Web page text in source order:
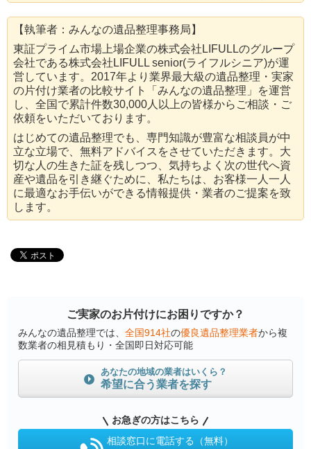
【執筆者：みんなの遺品整理事務局】
東証プライム市場上場企業の株式会社LIFULLのグループ
会社である株式会社LIFULL senior(ライフルシニア)が運
営しています。2017年より業界最大級の遺品整理・実家
の片付け業者の比較サイト「みんなの遺品整理」を運営
し、全国で累計件数30,000人以上の皆様からご相談・ご
依頼をいただいております。
はじめての遺品整理でも、専門知識が豊富な相談員が中
立な立場で、無料アドバイスをさせていただきます。大
切な人の生きた証を残しつつ、気持ちよく次の世代へ資
産や遺品を引き継ぐために、私たちは、お客様一人一人
に最適なお手伝いができる情報提供・業者のご提案を致
します。
ご実家のお片付けにお困りですか？
みんなの遺品整理では、 全国914社の優良遺品整理業者から複
数業者の相見積もり・全国即日対応可能
あなたの地域の業者はいくら？
希望に合う業者を探す
お急ぎの方はこちら
相談窓口に電話する（無料）